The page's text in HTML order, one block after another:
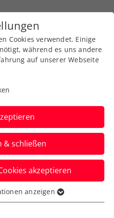
News
Cookies verwendet. Einige
während es uns andere
auf unserer Webseite
& schließen
akzeptieren
für grundlegende
anzeigen